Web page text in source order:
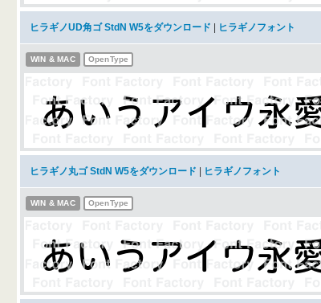
ヒラギノUD角ゴ StdN W5をダウンロード ヒラギノフォント
WIN & MAC OpenType
ヒラギノ丸ゴ StdN W5をダウンロード ヒラギノフォント
WIN & MAC OpenType